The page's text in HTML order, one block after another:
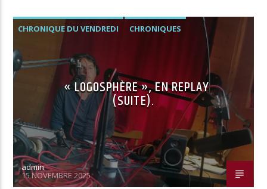
CHRONIQUE DU VENDREDI CHRONIQUES
« LOGOSPHÈRE », EN REPLAY
(SUITE).
admin
15 NOVEMBRE 2025